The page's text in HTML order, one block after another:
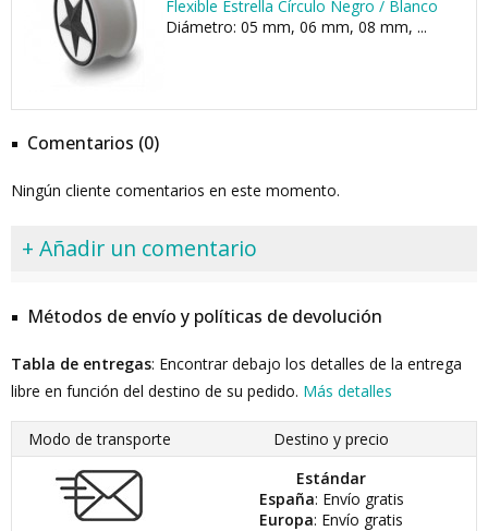
Flexible Estrella Círculo Negro / Blanco
Diámetro: 05 mm, 06 mm, 08 mm, ...
Comentarios (0)
Ningún cliente comentarios en este momento.
+ Añadir un comentario
Métodos de envío y políticas de devolución
Tabla de entregas: Encontrar debajo los detalles de la entrega
libre en función del destino de su pedido. Más detalles
Modo de transporte
Destino y precio
Estándar
España: Envío gratis
Europa: Envío gratis